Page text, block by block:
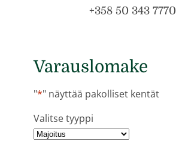
+358 50 343 7770
Varauslomake
"*" näyttää pakolliset kentät
Valitse tyyppi